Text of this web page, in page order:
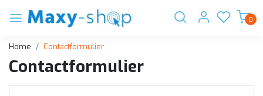
0
Home Contactformulier
Contactformulier